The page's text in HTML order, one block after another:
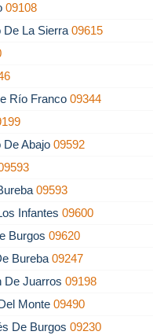
09108
De La Sierra 09615
Río Franco 09344
De Abajo 09592
09593
Infantes 09600
Burgos 09620
Bureba 09247
De Juarros 09198
Monte 09490
De Burgos 09230